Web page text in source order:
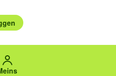
auswählen.
den Pfeiltasten nach oben/